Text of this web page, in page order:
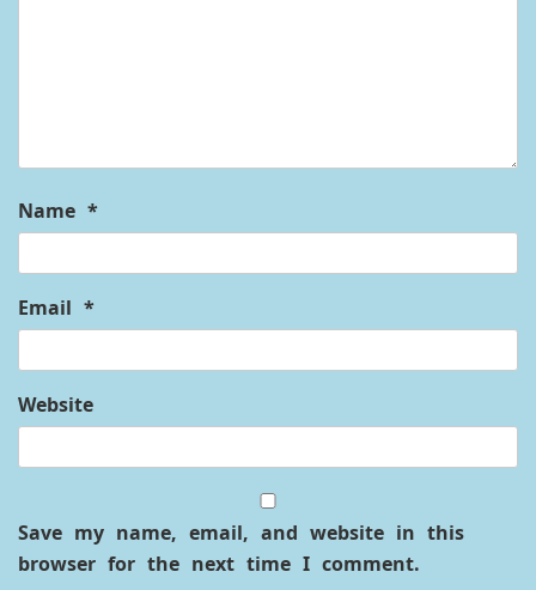
Name *
Email *
Website
Save my name, email, and website in this
browser for the next time I comment.